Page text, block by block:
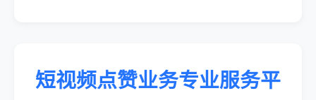
短视频点赞业务专业服务平